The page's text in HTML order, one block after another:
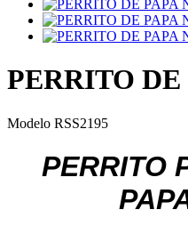
PERRITO
Modelo RSS2195
PERRITO